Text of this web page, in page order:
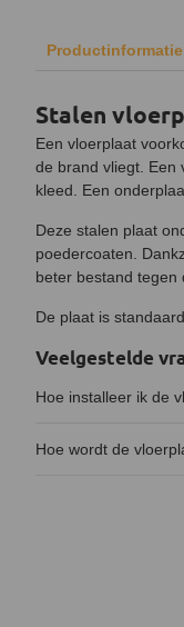
Productinformatie
Stalen
Een vloerplaat
de brand vliegt. Een
kleed. Een
Deze stalen plaat
poedercoaten.
beter bestand tegen
De plaat is
Veelgestelde
Hoe installeer ik de
Hoe wordt de